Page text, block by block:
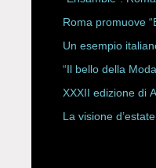
Storici
Roma promuove
Un esempio
Rete Slow Fiber
“Il bello della
XXXII edizione di
La visione